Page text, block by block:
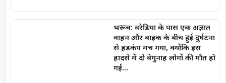
भरूच: वरेडिया के पास एक अज्ञात
वाहन और बाइक के बीच हुई दुर्घटना
से हड़कंप मच गया, क्योंकि इस
हादसे में दो बेगुनाह लोगों की मौत हो
गई…